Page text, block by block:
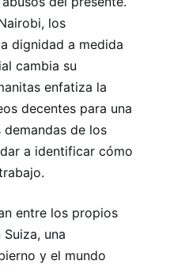
los
dignidad a medida
cambia su
enfatiza la
decentes para una
de los
a identificar cómo
entre los propios
una
y el mundo